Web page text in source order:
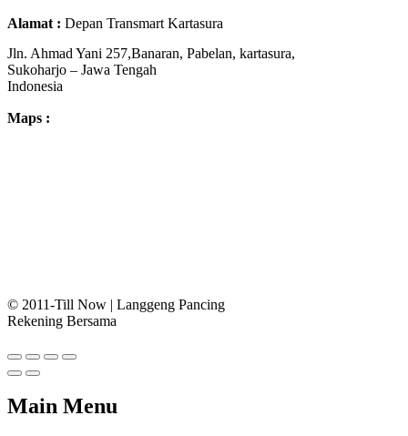
Alamat : Depan Transmart Kartasura
Jln. Ahmad Yani 257,Banaran, Pabelan, kartasura,
Sukoharjo – Jawa Tengah
Indonesia
Maps :
© 2011-Till Now | Langgeng Pancing
Rekening Bersama
Main Menu